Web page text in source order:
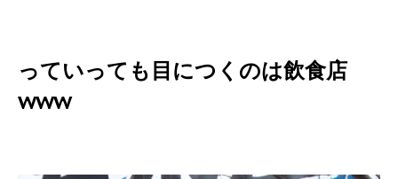
っていっても目につくのは飲食店
www